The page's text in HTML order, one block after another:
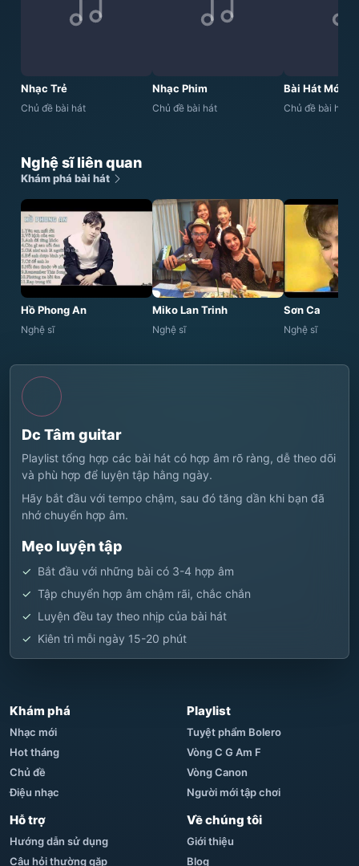
Nhạc Trẻ
Chủ đề bài hát
Nhạc Phim
Chủ đề bài hát
Bài Hát Mới
Chủ đề bài hát
Nghệ sĩ liên quan
Khám phá bài hát
Hồ Phong An
Nghệ sĩ
Miko Lan Trinh
Nghệ sĩ
Sơn Ca
Nghệ sĩ
Dc Tâm guitar
Playlist tổng hợp các bài hát có hợp âm rõ ràng, dễ theo dõi
và phù hợp để luyện tập hằng ngày.
Hãy bắt đầu với tempo chậm, sau đó tăng dần khi bạn đã
nhớ chuyển hợp âm.
Mẹo luyện tập
Bắt đầu với những bài có 3-4 hợp âm
Tập chuyển hợp âm chậm rãi, chắc chắn
Luyện đều tay theo nhịp của bài hát
Kiên trì mỗi ngày 15-20 phút
Khám phá
Nhạc mới
Hot tháng
Chủ đề
Điệu nhạc
Playlist
Tuyệt phẩm Bolero
Vòng C G Am F
Vòng Canon
Người mới tập chơi
Hỗ trợ
Hướng dẫn sử dụng
Câu hỏi thường gặp
Về chúng tôi
Giới thiệu
Blog